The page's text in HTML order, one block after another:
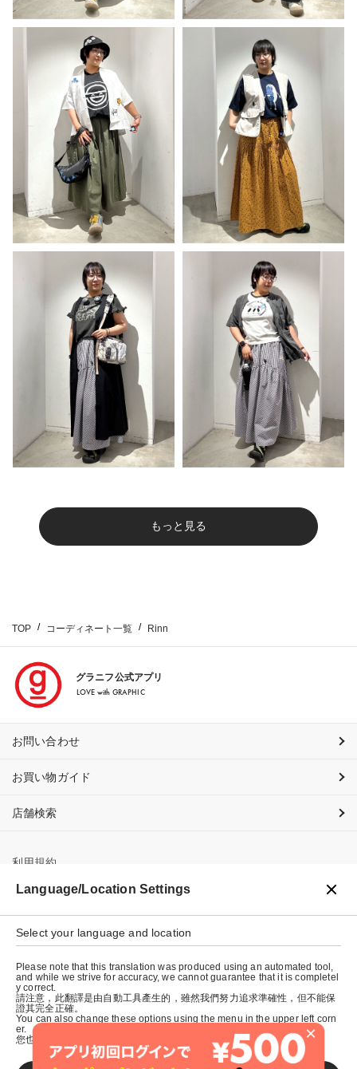
もっと見る
TOP コーディネート一覧 Rinn
グラニフ公式アプリ
LOVE with GRAPHIC
お問い合わせ
お買い物ガイド
店舗検索
利用規約
プライバシーポリシー
特定商取引法に基づく表示
会社概要
×
Language/Location Settings
Select your language and location
Please note that this translation was produced using an automated tool,
and while we strive for accuracy, we cannot guarantee that it is completel
y correct.
請注意，此翻譯是由自動工具產生的，雖然我們努力追求準確性，但不能保
證其完全正確。
You can also change these options using the menu in the upper left corn
er.
您也可以使用左上角的選單來更改這些選項。